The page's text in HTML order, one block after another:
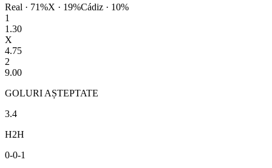
Real · 71%X · 19%Cádiz · 10%
1
1.30
X
4.75
2
9.00
GOLURI AȘTEPTATE
3.4
H2H
0-0-1